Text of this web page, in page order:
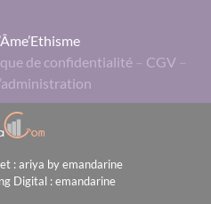
de confidentialité – CGV –
: ariya by emandarine
Digital : emandarine